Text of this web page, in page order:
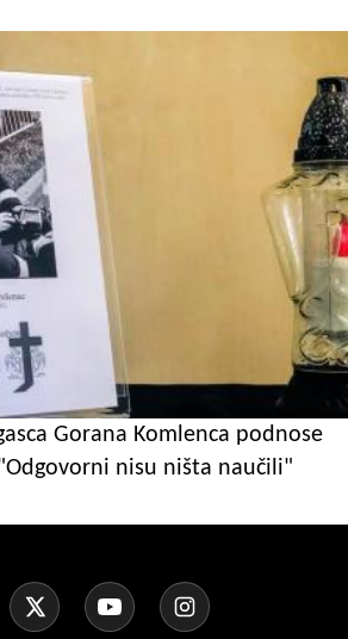
Gorana Komlenca podnose
nisu ništa naučili"